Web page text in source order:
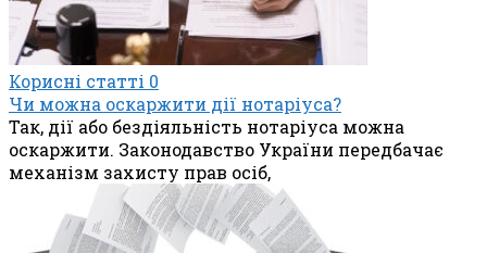
Корисні статті 0
Чи можна оскаржити дії нотаріуса?
Так, дії або бездіяльність нотаріуса можна
оскаржити. Законодавство України передбачає
механізм захисту прав осіб,